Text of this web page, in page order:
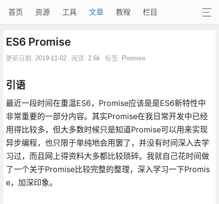
首页 资源 工具 文章 教程 栏目
ES6 Promise
更新日期: 2019-11-02 阅读: 2.6k 标签: Promise
引语
最近一段时间在重温ES6，Promise应该是是ES6新特性中
非常重要的一部分内容。其实Promise在我日常开发中已经
用得比较多，但大多数时候只是知道Promise可以用来实现
异步编程，也只限于单纯地会用罢了，并没有时间深入去学
习过，而且网上得资料大多都比较琐碎。我就自己花时间做
了一个关于Promise比较完整的整理，深入学习一下Promis
e，加深印象。